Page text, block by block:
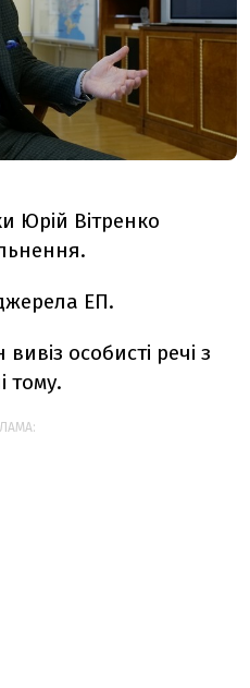
Юрій Вітренко
ЕП.
особисті речі з
тому.